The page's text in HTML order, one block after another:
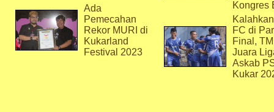
Ada
Pemecahan
Rekor MURI di
Kukarland
Festival 2023
Kongres
FC di
Final,
Juara
Askab
Kukar